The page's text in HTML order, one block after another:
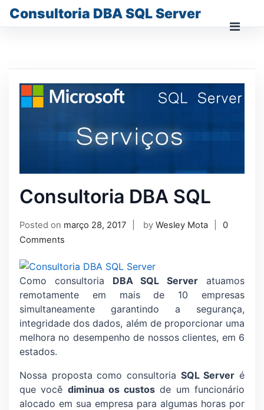
content
Consultoria DBA SQL Server
Consultoria DBA SQL
Posted on março 28, 2017 by Wesley Mota
0
Comments
Como consultoria DBA SQL Server atuamos
remotamente em mais de 10 empresas
simultaneamente garantindo a segurança,
integridade dos dados, além de proporcionar uma
melhora no desempenho de nossos clientes, em 6
estados.
Nossa proposta como consultoria SQL Server é
que você diminua os custos de um funcionário
alocado em sua empresa para algumas horas por